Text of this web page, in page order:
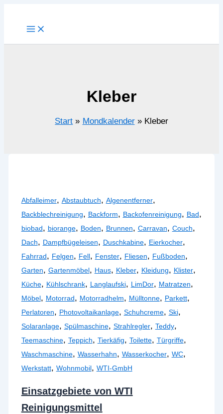
Kleber
Start Mondkalender Kleber
Abfalleimer, Abstaubtuch, Algenentferner,
Backblechreinigung, Backform, Backofenreinigung, Bad,
biobad, biorange, Boden, Brunnen, Carravan, Couch,
Dach, Dampfbügeleisen, Duschkabine, Eierkocher,
Fahrrad, Felgen, Fell, Fenster, Fliesen, Fußboden,
Garten, Gartenmöbel, Haus, Kleber, Kleidung, Klister,
Küche, Kühlschrank, Langlaufski, LimDor, Matratzen,
Möbel, Motorrad, Motorradhelm, Mülltonne, Parkett,
Perlatoren, Photovoltaikanlage, Schuhcreme, Ski,
Solaranlage, Spülmaschine, Strahlregler, Teddy,
Teemaschine, Teppich, Tierkäfig, Toilette, Türgriffe,
Waschmaschine, Wasserhahn, Wasserkocher, WC,
Werkstatt, Wohnmobil, WTI-GmbH
Einsatzgebiete von WTI
Reinigungsmittel